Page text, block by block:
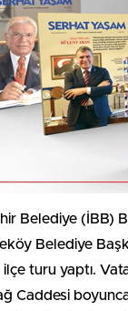
Belediye (İBB)
Belediye
turu yaptı.
Caddesi